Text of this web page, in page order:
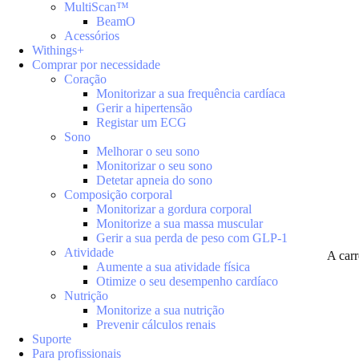
A
MultiScan™
BeamO
Acessórios
Withings+
Comprar por necessidade
Coração
Monitorizar a sua frequência cardíaca
Gerir a hipertensão
Registar um ECG
Sono
Melhorar o seu sono
Monitorizar o seu sono
Detetar apneia do sono
Composição corporal
Monitorizar a gordura corporal
Monitorize a sua massa muscular
Gerir a sua perda de peso com GLP-1
Atividade
Aumente a sua atividade física
Otimize o seu desempenho cardíaco
Nutrição
Monitorize a sua nutrição
Prevenir cálculos renais
Suporte
Para profissionais